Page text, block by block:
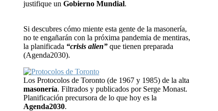
justifique un Gobierno Mundial.
Si descubres cómo miente esta gente de la masonería,
no te engañarán con la próxima pandemia de mentiras,
la planificada “crisis alien” que tienen preparada
(Agenda2030).
Los Protocolos de Toronto (de 1967 y 1985) de la alta
masonería. Filtrados y publicados por Serge Monast.
Planificación precursora de lo que hoy es la
Agenda2030.